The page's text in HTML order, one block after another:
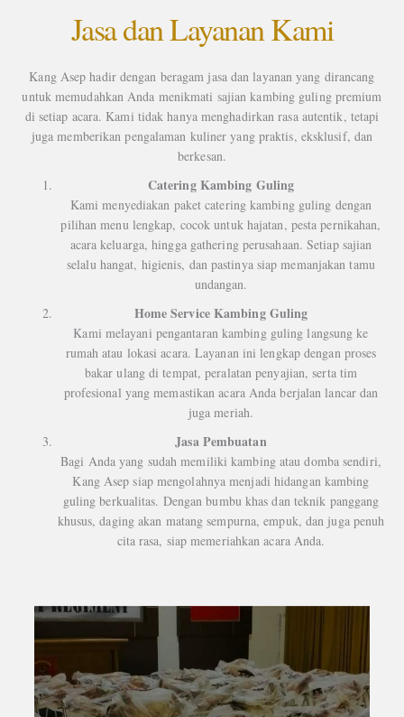
Jasa dan Layanan Kami
Kang Asep hadir dengan beragam jasa dan layanan yang dirancang
untuk memudahkan Anda menikmati sajian kambing guling premium
di setiap acara. Kami tidak hanya menghadirkan rasa autentik, tetapi
juga memberikan pengalaman kuliner yang praktis, eksklusif, dan
berkesan.
Catering Kambing Guling
Kami menyediakan paket catering kambing guling dengan
pilihan menu lengkap, cocok untuk hajatan, pesta pernikahan,
acara keluarga, hingga gathering perusahaan. Setiap sajian
selalu hangat, higienis, dan pastinya siap memanjakan tamu
undangan.
Home Service Kambing Guling
Kami melayani pengantaran kambing guling langsung ke
rumah atau lokasi acara. Layanan ini lengkap dengan proses
bakar ulang di tempat, peralatan penyajian, serta tim
profesional yang memastikan acara Anda berjalan lancar dan
juga meriah.
Jasa Pembuatan
Bagi Anda yang sudah memiliki kambing atau domba sendiri,
Kang Asep siap mengolahnya menjadi hidangan kambing
guling berkualitas. Dengan bumbu khas dan teknik panggang
khusus, daging akan matang sempurna, empuk, dan juga penuh
cita rasa, siap memeriahkan acara Anda.